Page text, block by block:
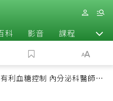
科 影音 課程 退休
利血糖控制 內分泌科醫師最